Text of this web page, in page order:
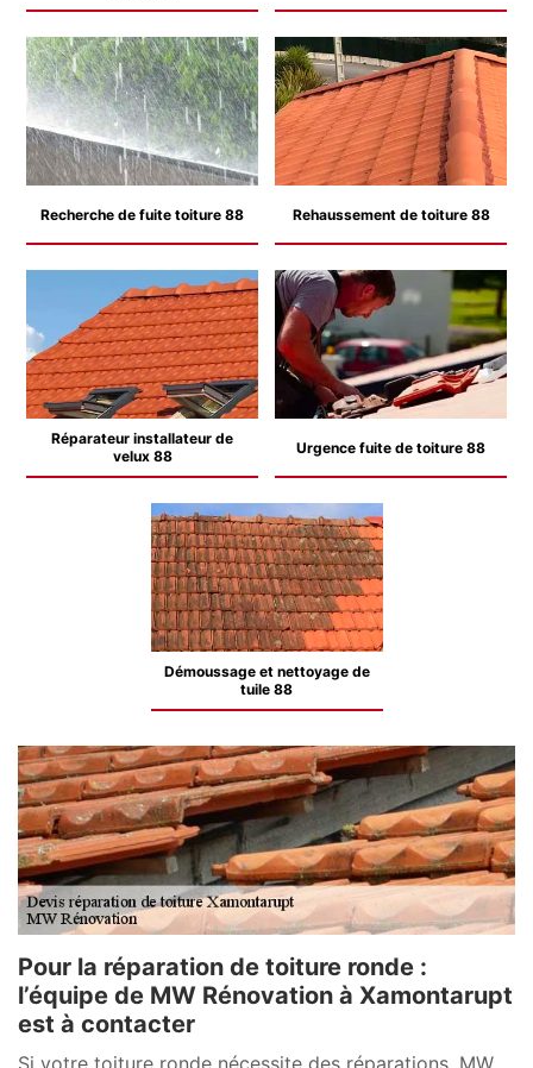
Recherche de fuite toiture 88 Rehaussement de toiture 88
Réparateur installateur de
velux 88
Urgence fuite de toiture 88
Démoussage et nettoyage de
tuile 88
Pour la réparation de toiture ronde :
l’équipe de MW Rénovation à Xamontarupt
est à contacter
Si votre toiture ronde nécessite des réparations, MW